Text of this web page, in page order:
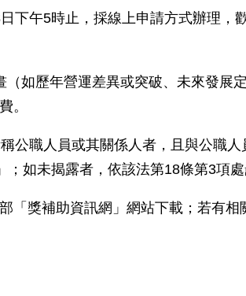
日下午5時止，採線上申請方式辦理，
如歷年營運差異或突破、未來發展
。
公職人員或其關係人者，且與公職
；如未揭露者，依該法第18條第3項
「獎補助資訊網」網站下載；若有相